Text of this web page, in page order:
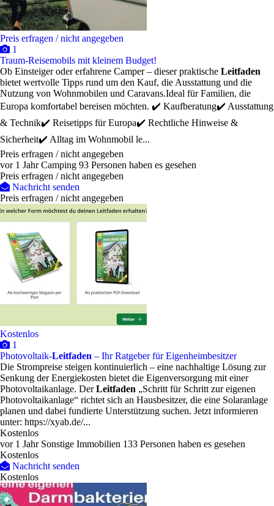
Preis erfragen / nicht angegeben
1
Traum-Reisemobils mit kleinem Budget!
Ob Einsteiger oder erfahrene Camper – dieser praktische Leitfaden
bietet wertvolle Tipps rund um den Kauf, die Ausstattung und die
Nutzung von Wohnmobilen und Caravans.Ideal für Familien, die
Europa komfortabel bereisen möchten. ✔️ Kaufberatung✔️ Ausstattung
& Technik✔️ Reisetipps für Europa✔️ Rechtliche Hinweise &
Sicherheit✔️ Alltag im Wohnmobil le...
Preis erfragen / nicht angegeben
vor 1 Jahr Camping 93 Personen haben es gesehen
Preis erfragen / nicht angegeben
Nachricht senden
Preis erfragen / nicht angegeben
Kostenlos
1
Photovoltaik-Leitfaden – Ihr Ratgeber für Eigenheimbesitzer
Die Strompreise steigen kontinuierlich – eine nachhaltige Lösung zur
Senkung der Energiekosten bietet die Eigenversorgung mit einer
Photovoltaikanlage. DerLeitfaden „Schritt für Schritt zur eigenen
Photovoltaikanlage“ richtet sich an Hausbesitzer, die eine Solaranlage
planen und dabei fundierte Unterstützung suchen. Jetzt informieren
unter: https://xyab.de/...
Kostenlos
vor 1 Jahr Sonstige Immobilien 133 Personen haben es gesehen
Kostenlos
Nachricht senden
Kostenlos